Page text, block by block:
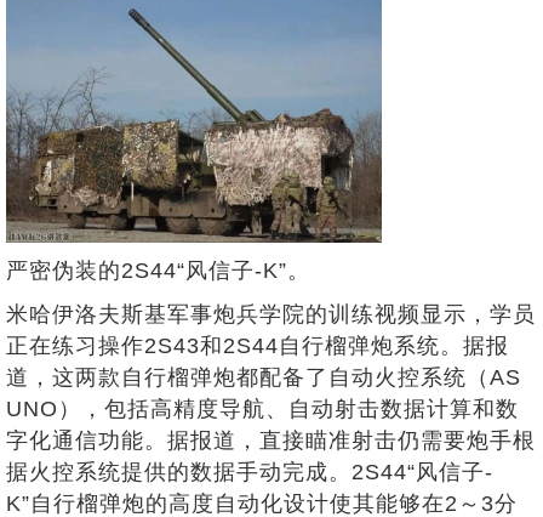
严密伪装的2S44“风信子-K”。
米哈伊洛夫斯基军事炮兵学院的训练视频显示，学员
正在练习操作2S43和2S44自行榴弹炮系统。据报
道，这两款自行榴弹炮都配备了自动火控系统（AS
UNO），包括高精度导航、自动射击数据计算和数
字化通信功能。据报道，直接瞄准射击仍需要炮手根
据火控系统提供的数据手动完成。2S44“风信子-
K”自行榴弹炮的高度自动化设计使其能够在2～3分